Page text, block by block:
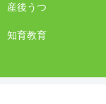
産後うつ
知育教育